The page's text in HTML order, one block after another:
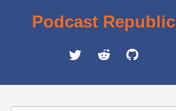
Podcast Republic